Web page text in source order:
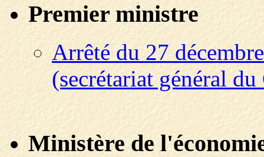
Premier ministre
Arrêté du 27
(secrétariat général
Ministère de